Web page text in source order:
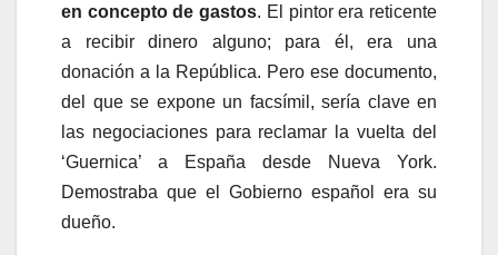
en concepto de gastos. El pintor era reticente
a recibir dinero alguno; para él, era una
donación a la República. Pero ese documento,
del que se expone un facsímil, sería clave en
las negociaciones para reclamar la vuelta del
‘Guernica’ a España desde Nueva York.
Demostraba que el Gobierno español era su
dueño.